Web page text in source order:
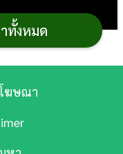
ทั้งหมด
ฆษณา